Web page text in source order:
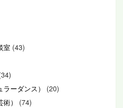
室 (43)
ーダンス）
(20)
）
(74)